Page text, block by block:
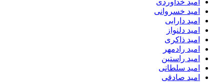
امید خداوردی
امید خسروانی
امید دارابی
امید دلنواز
امید ذاکری
امید رادمهر
امید راستین
امید سلطانی
امید صادقی